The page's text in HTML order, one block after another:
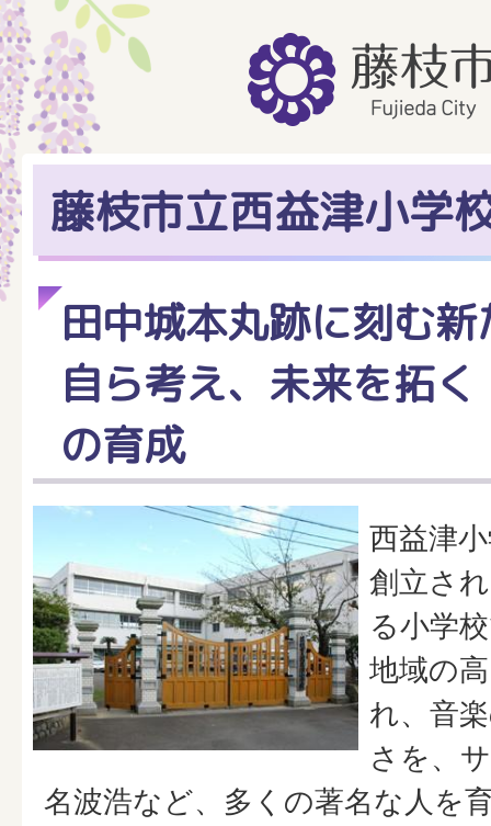
藤枝市立西益津小学
田中城本丸跡に刻む
自ら考え、未来を拓
の育成
西益津
創立さ
る小学
地域の
れ、音
さを、
名波浩など、多くの著名な人を